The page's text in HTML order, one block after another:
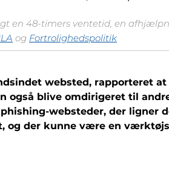
en 48-timers ventetid, en
og Fortrolighedspolitik
websted, rapporteret
blive omdirigeret til
websteder, der ligner
og der kunne være en